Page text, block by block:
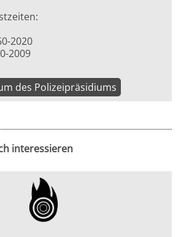
2020
2009
des Polizeipräsidiums
interessieren